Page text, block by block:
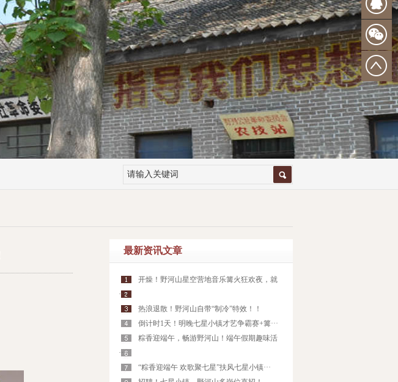
最新资讯文章
开燥！野河山星空营地音乐篝火狂欢夜，就
···
热浪退散！野河山自带“制冷”特效！！
倒计时1天！明晚七星小镇才艺争霸赛+篝···
粽香迎端午，畅游野河山！端午假期趣味活
···
“粽香迎端午 欢歌聚七星”扶风七星小镇···